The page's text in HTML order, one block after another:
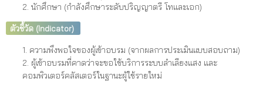
2. นักศึกษา (กำลังศึกษาระดับปริญญาตรี โทและเอก)
ตัวชี้วัด (Indicator)
1. ความพึงพอใจของผู้เข้าอบรม (จากผลการประเมินแบบสอบถาม)
2. ผู้เข้าอบรมที่คาดว่าจะขอใช้บริการระบบลำเลียงแสง และ
คอมพิวเตอร์คลัสเตอร์ในฐานะผู้ใช้รายใหม่